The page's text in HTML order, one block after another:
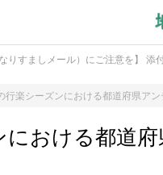
りすましメール）にご注意を】
行楽シーズンにおける都道府県ア
における都道